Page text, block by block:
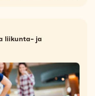
liikunta- ja